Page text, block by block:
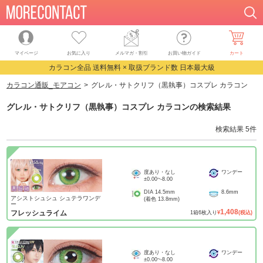
マイページ お気に入り メルマガ・割引 お買い物ガイド カート
カラコン全品 送料無料 × 取扱ブランド数 日本最大級
カラコン通販_モアコン グレル・サトクリフ（黒執事）コスプレ カラコン
グレル・サトクリフ（黒執事）コスプレ カラコンの検索結果
検索結果 5件
アシストシュシュ シュテラワンデ
ー
フレッシュライム
度あり・なし
±0.00~-8.00
ワンデー
DIA 14.5mm
(着色 13.8mm)
8.6mm
1箱6枚入り ¥1,408(税込)
度あり・なし
±0.00~-8.00
ワンデー